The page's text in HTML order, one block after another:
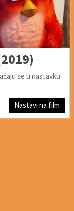
se u nastavku
Nastavi na film